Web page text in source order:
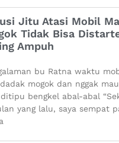
Jitu Atasi Mobil
Tidak Bisa
Ampuh
bu Ratna waktu
mogok dan nggak
bengkel abal-abal
yang lalu, saya sempat